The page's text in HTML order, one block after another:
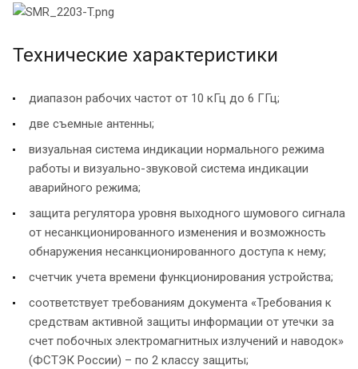
Технические характеристики
диапазон рабочих частот от 10 кГц до 6 ГГц;
две съемные антенны;
визуальная система индикации нормального режима
работы и визуально-звуковой система индикации
аварийного режима;
защита регулятора уровня выходного шумового сигнала
от несанкционированного изменения и возможность
обнаружения несанкционированного доступа к нему;
счетчик учета времени функционирования устройства;
соответствует требованиям документа «Требования к
средствам активной защиты информации от утечки за
счет побочных электромагнитных излучений и наводок»
(ФСТЭК России) – по 2 классу защиты;